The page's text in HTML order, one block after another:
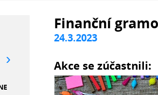
Finanční
24.3.2023
Akce se zúčastnili: